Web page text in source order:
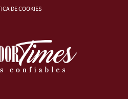
DE COOKIES